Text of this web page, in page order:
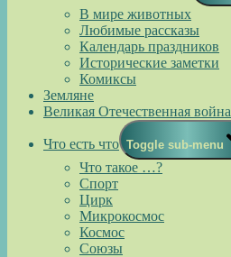
В мире животных
Любимые рассказы
Календарь праздников
Исторические заметки
Комиксы
Земляне
Великая Отечественная война
Что есть что Toggle sub-menu
Что такое …?
Спорт
Цирк
Микрокосмос
Космос
Союзы